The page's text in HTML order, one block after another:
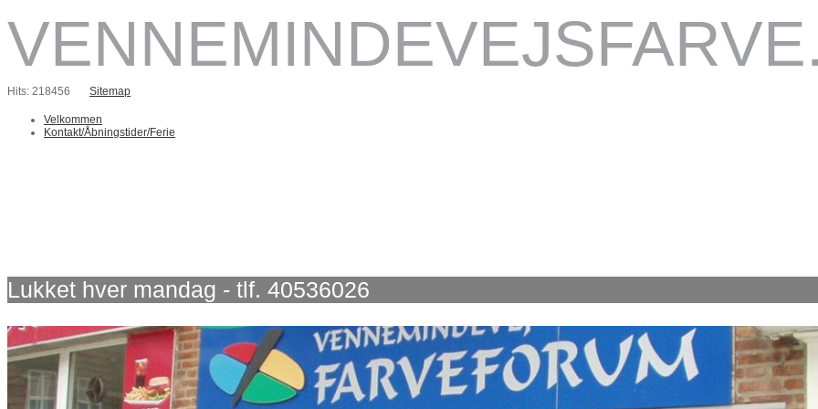
Hits: 218456 Sitemap
Velkommen
Kontakt/Åbningstider/Ferie
Lukket hver mandag - tlf. 40536026